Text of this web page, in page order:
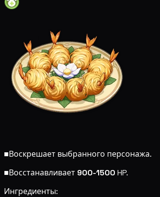
■Воскрешает выбранного персонажа.
■Восстанавливает 900-1500 HP.
Ингредиенты: